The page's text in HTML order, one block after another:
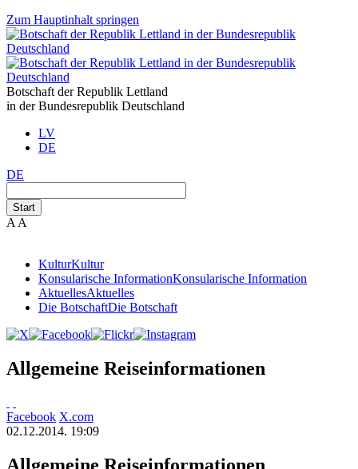
Zum Hauptinhalt springen
Botschaft der Republik Lettland
in der Bundesrepublik Deutschland
LV
DE
DE
Start
A A
KulturKultur
Konsularische InformationKonsularische Information
AktuellesAktuelles
Die BotschaftDie Botschaft
Allgemeine Reiseinformationen
Facebook X.com
02.12.2014. 19:09
Allgemeine Reiseinformationen